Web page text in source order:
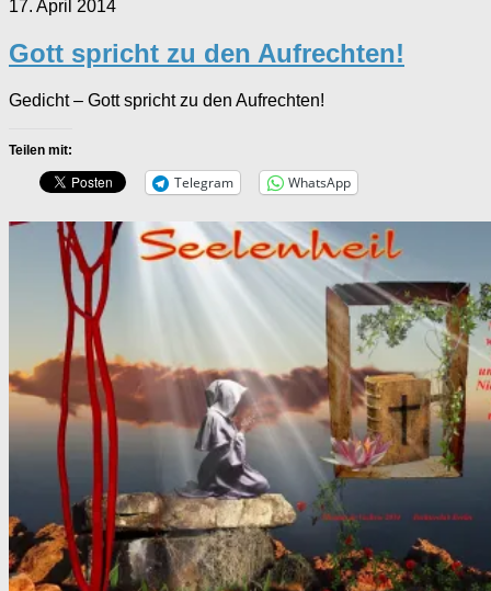
17. April 2014
Gott spricht zu den Aufrechten!
Gedicht – Gott spricht zu den Aufrechten!
Teilen mit:
Telegram WhatsApp